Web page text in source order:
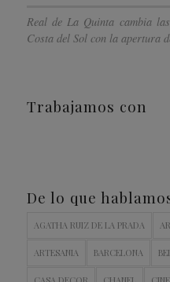
Real de La Quinta cambia
Costa del Sol con la apertura
Trabajamos con
De lo que
AGATHA RUIZ DE LA PRADA
ARTESANIA BARCELONA